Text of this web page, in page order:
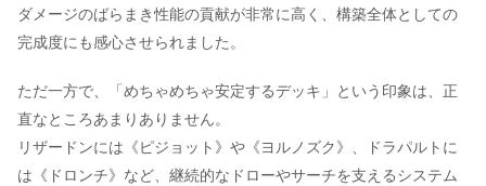
ダメージのばらまき性能の貢献が非常に高く、構築全体としての
完成度にも感心させられました。
ただ一方で、「めちゃめちゃ安定するデッキ」という印象は、正
直なところあまりありません。
リザードンには《ピジョット》や《ヨルノズク》、ドラパルトに
は《ドロンチ》など、継続的なドローやサーチを支えるシステム